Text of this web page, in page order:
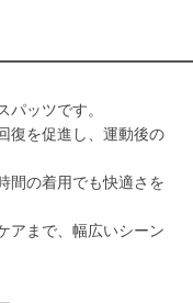
ッツです。
復を促進し、運動後の
間の着用でも快適さを
アまで、幅広いシーン